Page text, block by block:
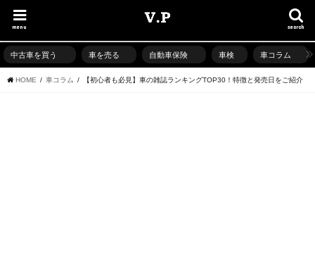
search
menu
中古車を買う 車を売る 自動車保険 車検 車コラム
HOME 車コラム 【初心者も必見】車の雑誌ランキングTOP30！特徴と発売日をご紹介